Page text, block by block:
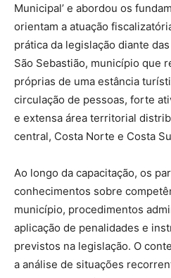
Municipal’ e abordou os
orientam a atuação
prática da legislação diante
São Sebastião, município que
próprias de uma estância
circulação de pessoas, forte
e extensa área territorial
central, Costa Norte e Costa
Ao longo da capacitação, os
conhecimentos sobre
município, procedimentos
aplicação de penalidades e
previstos na legislação. O
a análise de situações